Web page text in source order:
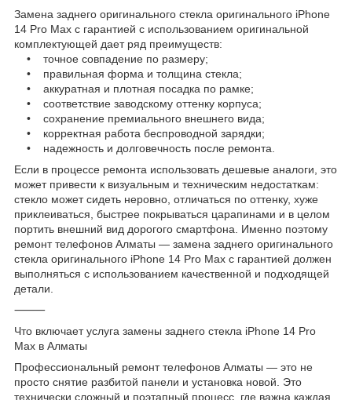
Замена заднего оригинального стекла оригинального iPhone
14 Pro Max с гарантией с использованием оригинальной
комплектующей дает ряд преимуществ:
• точное совпадение по размеру;
• правильная форма и толщина стекла;
• аккуратная и плотная посадка по рамке;
• соответствие заводскому оттенку корпуса;
• сохранение премиального внешнего вида;
• корректная работа беспроводной зарядки;
• надежность и долговечность после ремонта.
Если в процессе ремонта использовать дешевые аналоги, это
может привести к визуальным и техническим недостаткам:
стекло может сидеть неровно, отличаться по оттенку, хуже
приклеиваться, быстрее покрываться царапинами и в целом
портить внешний вид дорогого смартфона. Именно поэтому
ремонт телефонов Алматы — замена заднего оригинального
стекла оригинального iPhone 14 Pro Max с гарантией должен
выполняться с использованием качественной и подходящей
детали.
⸻
Что включает услуга замены заднего стекла iPhone 14 Pro
Max в Алматы
Профессиональный ремонт телефонов Алматы — это не
просто снятие разбитой панели и установка новой. Это
технически сложный и поэтапный процесс, где важна каждая